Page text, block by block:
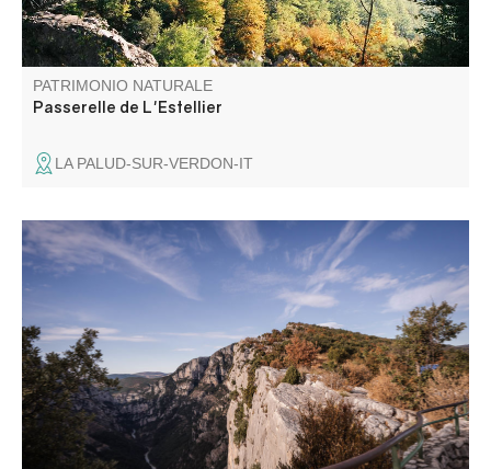
PATRIMONIO NATURALE
Passerelle de L'Estellier
LA PALUD-SUR-VERDON-IT
Le belvédère de la Carelle tient son nom des poulies
utilisées début XXème par les « Verdoniens » qui
descendaient à flanc de falaise pour récolter, entre autre,
le genévrier. C'est le troisième belvédère de la route des
Crête et c'est un incontournable.